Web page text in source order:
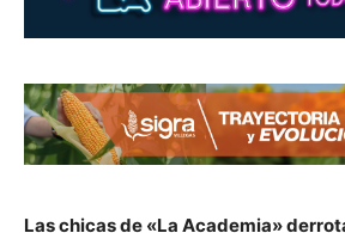
Las chicas de «La Academia»